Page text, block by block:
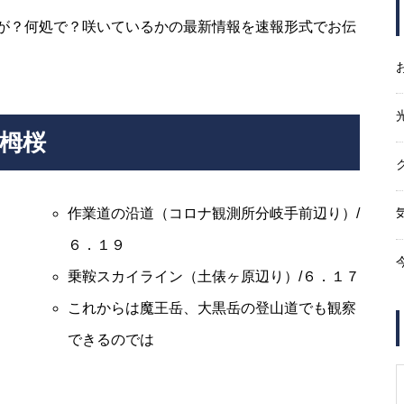
エビの尻尾越しに・・・・・
紅葉は・・・・・
Mt.Norikuradake Weekly ’11-32
何処で？咲いているかの最新情報を速報形式でお伝
桜
作業道の沿道（コロナ観測所分岐手前辺り）/
６．１９
乗鞍スカイライン（土俵ヶ原辺り）/６．１７
これからは魔王岳、大黒岳の登山道でも観察
できるのでは